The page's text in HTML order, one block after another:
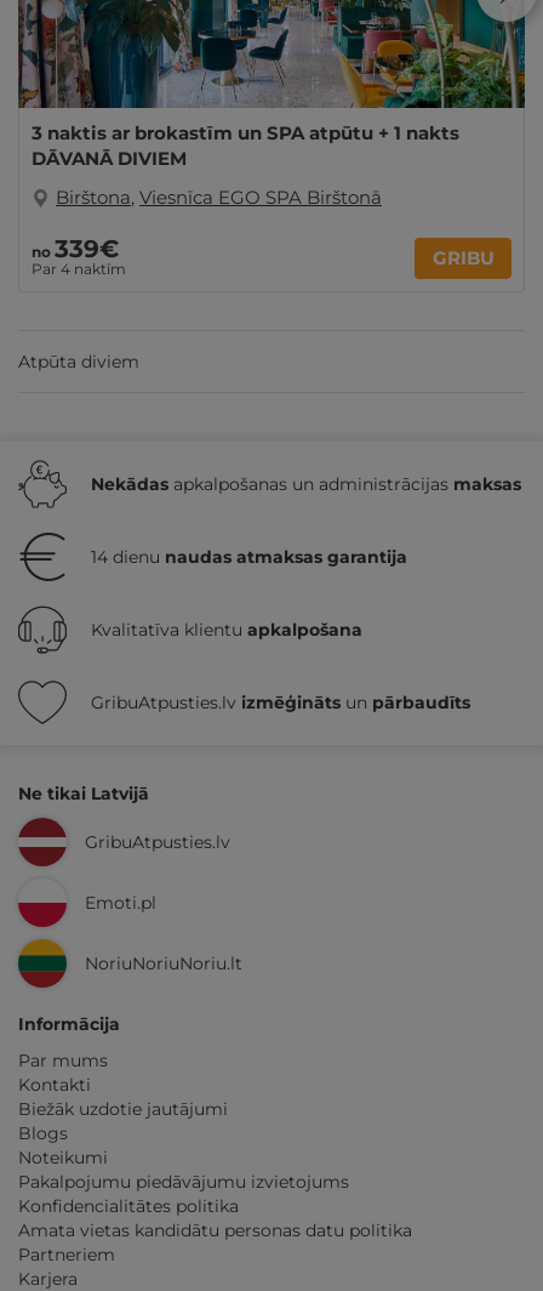
3 naktis ar brokastīm un SPA atpūtu + 1 nakts
DĀVANĀ DIVIEM
Birštona, Viesnīca EGO SPA Birštonā
no 339€
Par 4 naktīm GRIBU
Atpūta diviem
Nekādas apkalpošanas un administrācijas maksas
14 dienu naudas atmaksas garantija
Kvalitatīva klientu apkalpošana
GribuAtpusties.lv izmēģināts un pārbaudīts
Ne tikai Latvijā
GribuAtpusties.lv
Emoti.pl
NoriuNoriuNoriu.lt
Informācija
Par mums
Kontakti
Biežāk uzdotie jautājumi
Blogs
Noteikumi
Pakalpojumu piedāvājumu izvietojums
Konfidencialitātes politika
Amata vietas kandidātu personas datu politika
Partneriem
Karjera